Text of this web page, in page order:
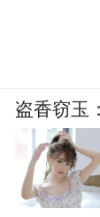
盗香窃玉